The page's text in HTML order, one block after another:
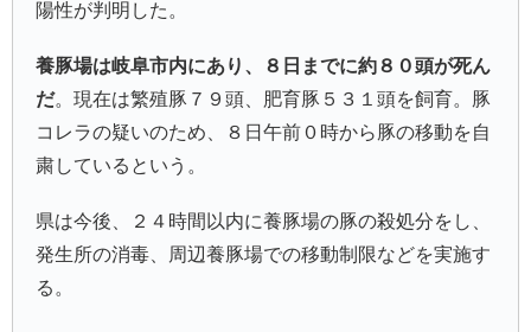
陽性が判明した。
養豚場は岐阜市内にあり、８日までに約８０頭が死ん
だ。現在は繁殖豚７９頭、肥育豚５３１頭を飼育。豚
コレラの疑いのため、８日午前０時から豚の移動を自
粛しているという。
県は今後、２４時間以内に養豚場の豚の殺処分をし、
発生所の消毒、周辺養豚場での移動制限などを実施す
る。